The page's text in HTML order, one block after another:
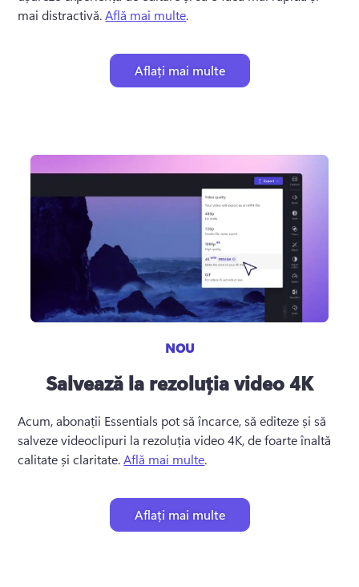
mai distractivă. Află mai multe.
Aflați mai multe
NOU
Salvează la rezoluția video 4K
Acum, abonații Essentials pot să încarce, să editeze și să
salveze videoclipuri la rezoluția video 4K, de foarte înaltă
calitate și claritate. Află mai multe.
Aflați mai multe